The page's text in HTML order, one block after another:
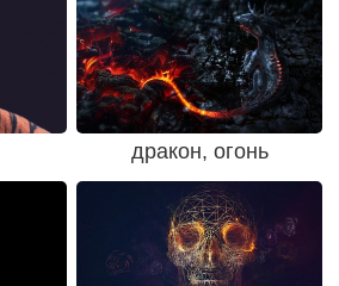
дракон, огонь